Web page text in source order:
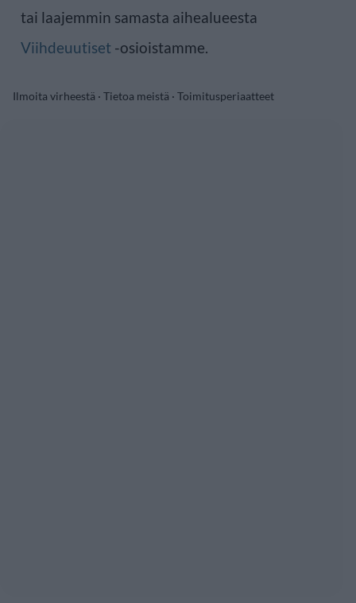
tai laajemmin samasta aihealueesta
Viihdeuutiset -osioistamme.
Ilmoita virheestä · Tietoa meistä · Toimitusperiaatteet